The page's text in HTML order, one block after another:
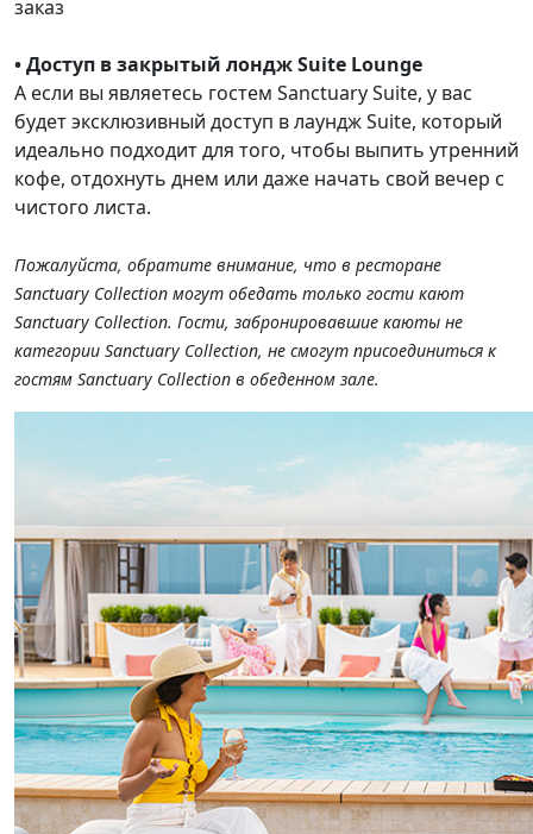
заказ
• Доступ в закрытый лондж Suite Lounge
А если вы являетесь гостем Sanctuary Suite, у вас
будет эксклюзивный доступ в лаундж Suite, который
идеально подходит для того, чтобы выпить утренний
кофе, отдохнуть днем или даже начать свой вечер с
чистого листа.
Пожалуйста, обратите внимание, что в ресторане
Sanctuary Collection могут обедать только гости кают
Sanctuary Collection. Гости, забронировавшие каюты не
категории Sanctuary Collection, не смогут присоединиться к
гостям Sanctuary Collection в обеденном зале.